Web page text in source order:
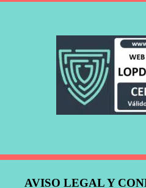
AVISO LEGAL Y